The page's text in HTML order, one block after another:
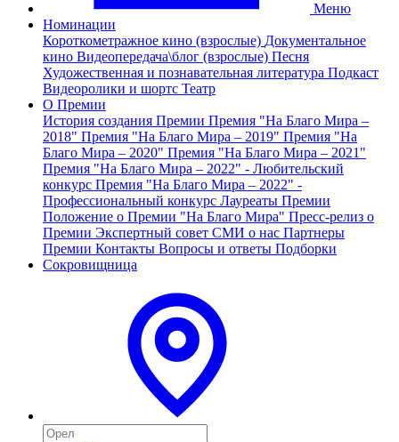
Меню
Номинации
Короткометражное кино (взрослые) Документальное
кино Видеопередача\блог (взрослые) Песня
Художественная и познавательная литература Подкаст
Видеоролики и шортс Театр
О Премии
История создания Премии Премия "На Благо Мира –
2018" Премия "На Благо Мира – 2019" Премия "На
Благо Мира – 2020" Премия "На Благо Мира – 2021"
Премия "На Благо Мира – 2022" - Любительский
конкурс Премия "На Благо Мира – 2022" -
Профессиональный конкурс Лауреаты Премии
Положение о Премии "На Благо Мира" Пресс-релиз о
Премии Экспертный совет СМИ о нас Партнеры
Премии Контакты Вопросы и ответы Подборки
Сокровищница